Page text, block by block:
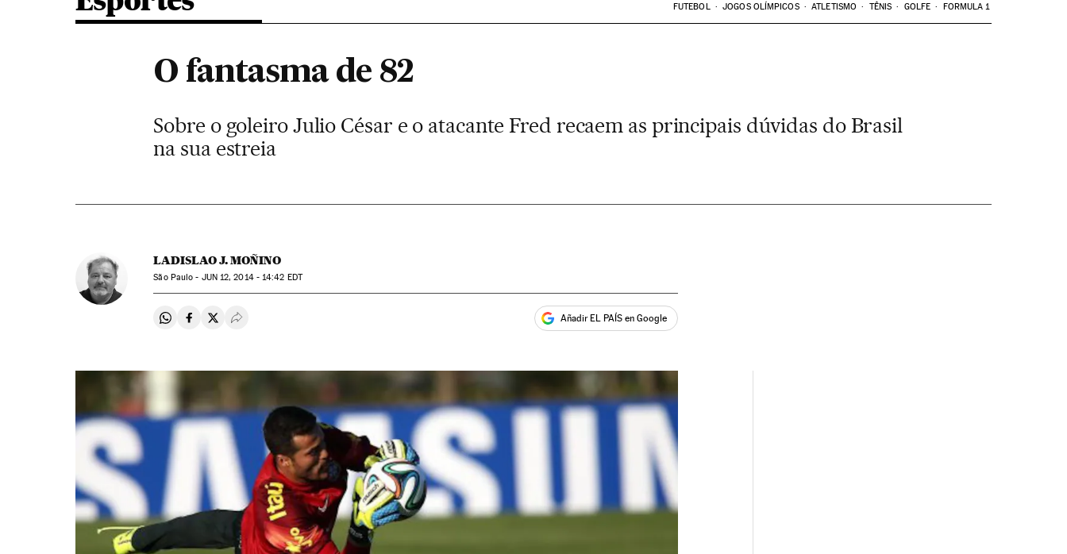
FUTEBOL JOGOS OLÍMPICOS ATLETISMO TÊNIS GOLFE FORMULA 1
O fantasma de 82
Sobre o goleiro Julio César e o atacante Fred recaem as principais dúvidas do Brasil
na sua estreia
LADISLAO J. MOÑINO
São Paulo - JUN12, 2014 - 14:42 EDT
Compartir en Whatsapp
Compartir en Facebook
Compartir en Twitter
Desplegar Redes Sociales Añadir EL PAÍS en Google